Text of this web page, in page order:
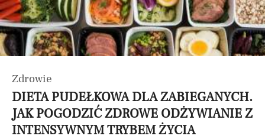
Zdrowie
DIETA PUDEŁKOWA DLA ZABIEGANYCH.
JAK POGODZIĆ ZDROWE ODŻYWIANIE Z
INTENSYWNYM TRYBEM ŻYCIA